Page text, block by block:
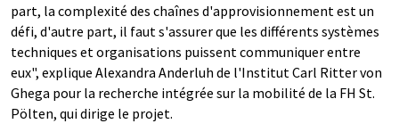
part, la complexité des chaînes d'approvisionnement est un
défi, d'autre part, il faut s'assurer que les différents systèmes
techniques et organisations puissent communiquer entre
eux", explique Alexandra Anderluh de l'Institut Carl Ritter von
Ghega pour la recherche intégrée sur la mobilité de la FH St.
Pölten, qui dirige le projet.